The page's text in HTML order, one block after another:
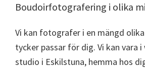
Boudoirfotografering i olika
Vi kan fotografer i en mängd
tycker passar för dig. Vi kan vara
studio i Eskilstuna, hemma hos